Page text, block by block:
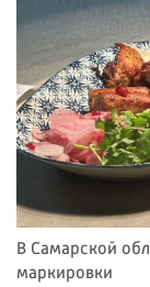
В Самарской
маркировки